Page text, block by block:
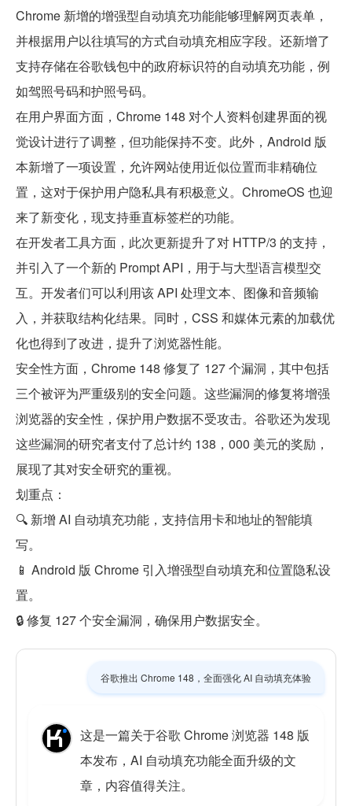
Chrome 新增的增强型自动填充功能能够理解网页表单，
并根据用户以往填写的方式自动填充相应字段。还新增了
支持存储在谷歌钱包中的政府标识符的自动填充功能，例
如驾照号码和护照号码。
在用户界面方面，Chrome 148 对个人资料创建界面的视
觉设计进行了调整，但功能保持不变。此外，Android 版
本新增了一项设置，允许网站使用近似位置而非精确位
置，这对于保护用户隐私具有积极意义。ChromeOS 也迎
来了新变化，现支持垂直标签栏的功能。
在开发者工具方面，此次更新提升了对 HTTP/3 的支持，
并引入了一个新的 Prompt API，用于与大型语言模型交
互。开发者们可以利用该 API 处理文本、图像和音频输
入，并获取结构化结果。同时，CSS 和媒体元素的加载优
化也得到了改进，提升了浏览器性能。
安全性方面，Chrome 148 修复了 127 个漏洞，其中包括
三个被评为严重级别的安全问题。这些漏洞的修复将增强
浏览器的安全性，保护用户数据不受攻击。谷歌还为发现
这些漏洞的研究者支付了总计约 138，000 美元的奖励，
展现了其对安全研究的重视。
划重点：
🔍 新增 AI 自动填充功能，支持信用卡和地址的智能填
写。
📱 Android 版 Chrome 引入增强型自动填充和位置隐私设
置。
🔒 修复 127 个安全漏洞，确保用户数据安全。
谷歌推出 Chrome 148，全面强化 AI 自动填充体验
这是一篇关于谷歌 Chrome 浏览器 148 版
本发布，AI 自动填充功能全面升级的文
章，内容值得关注。